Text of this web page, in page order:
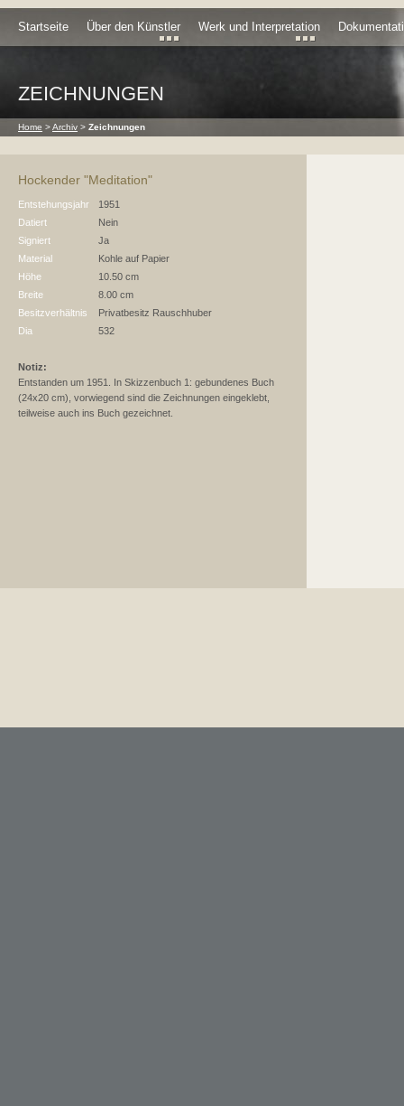
Startseite Über den Künstler Werk und Interpretation
ZEICHNUNGEN
Home >Archiv > Zeichnungen
Hockender "Meditation"
Entstehungsjahr
1951
Datiert
Nein
Signiert
Ja
Material
Kohle auf Papier
Höhe
10.50 cm
Breite
8.00 cm
Besitzverhältnis
Privatbesitz Rauschhuber
Dia
532
Notiz:
Entstanden um 1951. In Skizzenbuch 1: gebundenes Buch
(24x20 cm), vorwiegend sind die Zeichnungen eingeklebt,
teilweise auch ins Buch gezeichnet.